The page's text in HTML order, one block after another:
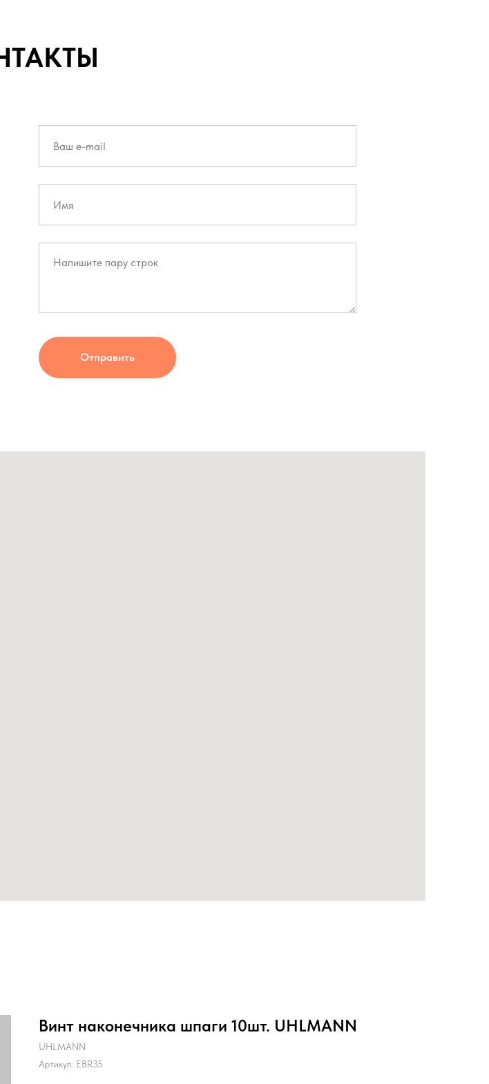
Отправить
Винт наконечника шпаги 10шт. UHLMANN
UHLMANN
Артикул: EBR35